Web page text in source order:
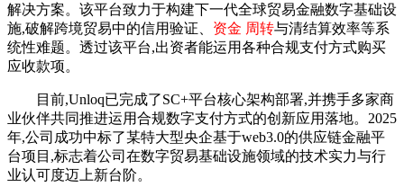
解决方案。该平台致力于构建下一代全球贸易金融数字基础设
施,破解跨境贸易中的信用验证、 资金 周转与清结算效率等系
统性难题。透过该平台,出资者能运用各种合规支付方式购买
应收款项。
目前,Unloq已完成了SC+平台核心架构部署,并携手多家商
业伙伴共同推进运用合规数字支付方式的创新应用落地。2025
年,公司成功中标了某特大型央企基于web3.0的供应链金融平
台项目,标志着公司在数字贸易基础设施领域的技术实力与行
业认可度迈上新台阶。